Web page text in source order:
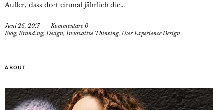
Außer, dass dort einmal jährlich die...
Juni 26, 2017
Kommentare 0
Blog,Branding,Design,Innovative Thinking, User Experience Design
ABOUT